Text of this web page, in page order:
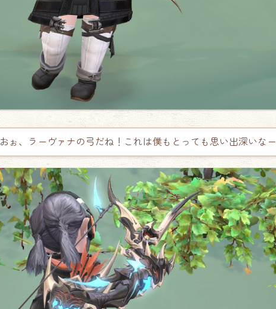
おぉ、ラーヴァナの弓だね！これは僕もとっても思い出深いなー